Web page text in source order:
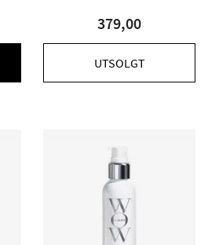
379,00
UTSOLGT